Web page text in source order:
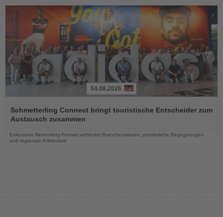
Sie
die
04.08.2026
Schmetterling Connect bringt touristische Entscheider zum
Austausch zusammen
Exklusives Networking-Format verbindet Branchenwissen, persönliche Begegnungen
und regionale Erlebnisse